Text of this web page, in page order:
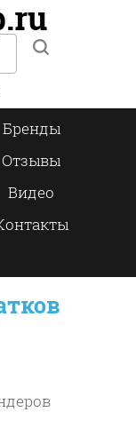
Бренды
Отзывы
Видео